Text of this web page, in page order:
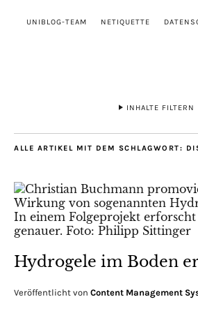
UNIBLOG-TEAM NETIQUETTE
INHALTE FILTERN
ALLE ARTIKEL MIT DEM SCHLAGWORT:
Hydrogele im Boden
Veröffentlicht von Content Management